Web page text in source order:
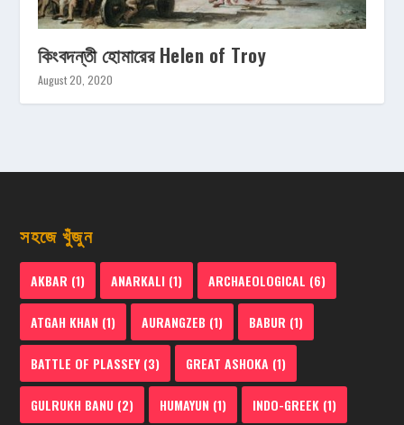
কিংবদন্তী হোমারের Helen of Troy
August 20, 2020
সহজে খুঁজুন
AKBAR (1) ANARKALI (1) ARCHAEOLOGICAL (6)
ATGAH KHAN (1) AURANGZEB (1) BABUR (1)
BATTLE OF PLASSEY(3) GREAT ASHOKA (1)
GULRUKH BANU (2) HUMAYUN (1) INDO-GREEK (1)